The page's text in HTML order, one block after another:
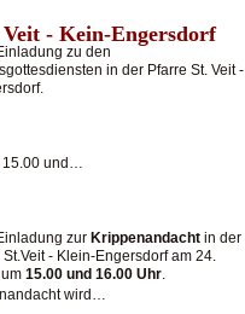
- Kein-Engersdorf
zu den
in der Pfarre St. Veit -
15.00 und…
zur Krippenandacht in der
St.Veit - Klein-Engersdorf am 24.
15.00 und 16.00 Uhr.
wird…